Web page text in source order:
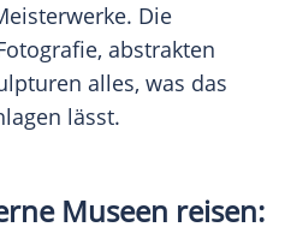
Die
abstrakten
alles, was das
lässt.
Museen reisen: